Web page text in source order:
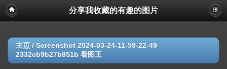
分享我收藏的有趣的图片
主页 / Screenshot 2024-03-24-11-59-22-49
2332cb9b27b851b 看图王